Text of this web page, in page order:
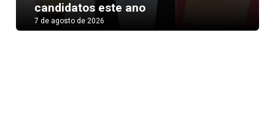
candidatos este ano
7 de agosto de 2026